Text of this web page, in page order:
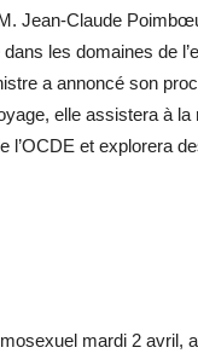
Jean-Claude
les domaines de
a annoncé son
elle assistera à la
l’OCDE et explorera
mardi 2 avril,